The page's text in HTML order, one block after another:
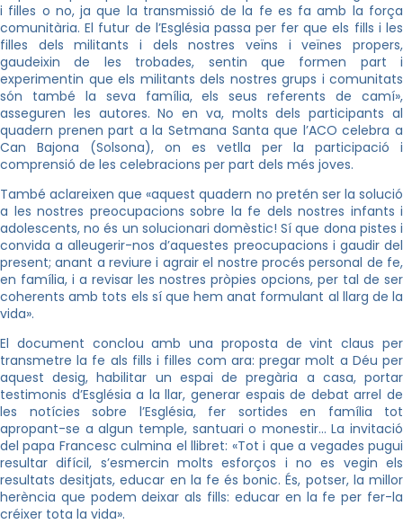
i filles o no, ja que la transmissió de la fe es fa amb la força
comunitària. El futur de l’Església passa per fer que els fills i les
filles dels militants i dels nostres veïns i veïnes propers,
gaudeixin de les trobades, sentin que formen part i
experimentin que els militants dels nostres grups i comunitats
són també la seva família, els seus referents de camí»,
asseguren les autores. No en va, molts dels participants al
quadern prenen part a la Setmana Santa que l’ACO celebra a
Can Bajona (Solsona), on es vetlla per la participació i
comprensió de les celebracions per part dels més joves.
També aclareixen que «aquest quadern no pretén ser la solució
a les nostres preocupacions sobre la fe dels nostres infants i
adolescents, no és un solucionari domèstic! Sí que dona pistes i
convida a alleugerir-nos d’aquestes preocupacions i gaudir del
present; anant a reviure i agrair el nostre procés personal de fe,
en família, i a revisar les nostres pròpies opcions, per tal de ser
coherents amb tots els sí que hem anat formulant al llarg de la
vida».
El document conclou amb una proposta de vint claus per
transmetre la fe als fills i filles com ara: pregar molt a Déu per
aquest desig, habilitar un espai de pregària a casa, portar
testimonis d’Església a la llar, generar espais de debat arrel de
les notícies sobre l’Església, fer sortides en família tot
apropant-se a algun temple, santuari o monestir… La invitació
del papa Francesc culmina el llibret: «Tot i que a vegades pugui
resultar difícil, s’esmercin molts esforços i no es vegin els
resultats desitjats, educar en la fe és bonic. És, potser, la millor
herència que podem deixar als fills: educar en la fe per fer-la
créixer tota la vida».